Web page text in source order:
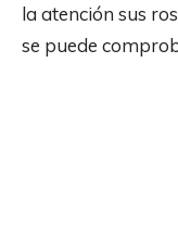
la atención sus
se puede